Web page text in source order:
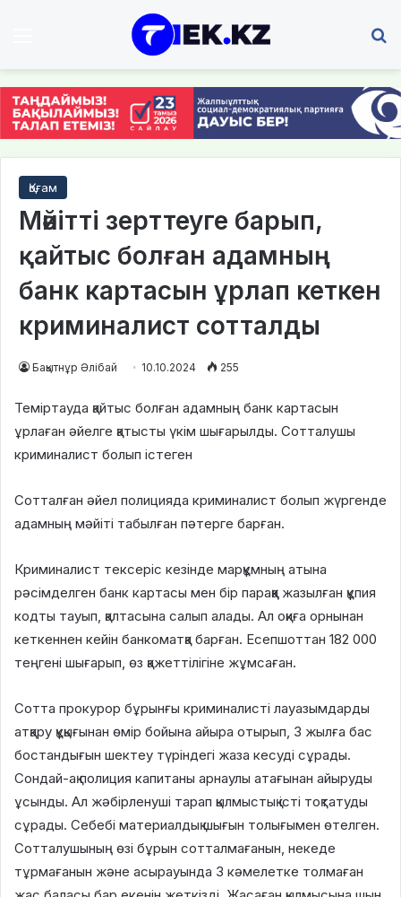
Қоғам
Мәйітті зерттеуге барып,
қайтыс болған адамның
банк картасын ұрлап кеткен
криминалист сотталды
Бақытнұр Әлібай 10.10.2024 255
Теміртауда қайтыс болған адамның банк картасын
ұрлаған әйелге қатысты үкім шығарылды. Сотталушы
криминалист болып істеген
Сотталған әйел полицияда криминалист болып жүргенде
адамның мәйіті табылған пәтерге барған.
Криминалист тексеріс кезінде марқұмның атына
рәсімделген банк картасы мен бір параққа жазылған құпия
кодты тауып, қалтасына салып алады. Ал оқиға орнынан
кеткеннен кейін банкоматқа барған. Есепшоттан 182 000
теңгені шығарып, өз қажеттілігіне жұмсаған.
Сотта прокурор бұрынғы криминалисті лауазымдарды
атқару құқығынан өмір бойына айыра отырып, 3 жылға бас
бостандығын шектеу түріндегі жаза кесуді сұрады.
Сондай-ақ полиция капитаны арнаулы атағынан айыруды
ұсынды. Ал жәбірленуші тарап қылмыстық істі тоқтатуды
сұрады. Себебі материалдық шығын толығымен өтелген.
Сотталушының өзі бұрын сотталмағанын, некеде
тұрмағанын және асырауында 3 кәмелетке толмаған